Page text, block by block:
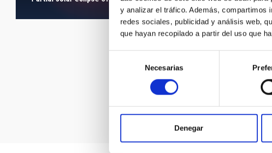
y analizar el tráfico. Además, compartimos
redes sociales, publicidad y análisis web,
que hayan recopilado a partir del uso que
consentimiento
Necesarias
Denegar
Group
M82